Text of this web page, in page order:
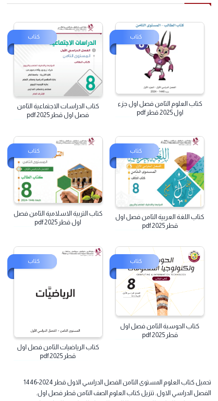
اخرى
كتاب
كتاب العلوم الثامن فصل اول جزء
كتاب
كتاب الدراسات الاجتماعية الثامن
فصل اول قطر 2025 pdf
كتاب
كتاب اللغة العربية الثامن فصل اول
قطر 2025 pdf
كتاب
كتاب التربية الاسلامية الثامن فصل
كتاب
قطر 2025 pdf
كتاب الرياضيات الثامن فصل اول